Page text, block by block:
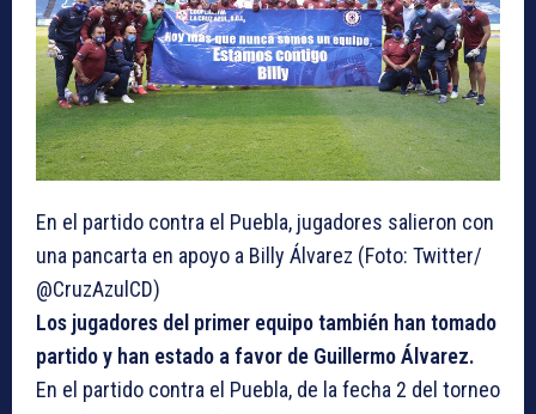
En el partido contra el Puebla, jugadores salieron con
una pancarta en apoyo a Billy Álvarez (Foto: Twitter/
@CruzAzulCD)
Los jugadores del primer equipo también han tomado
partido y han estado a favor de Guillermo Álvarez.
En el partido contra el Puebla, de la fecha 2 del torneo